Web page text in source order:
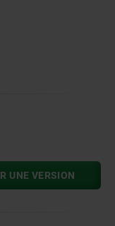
UNE VERSION